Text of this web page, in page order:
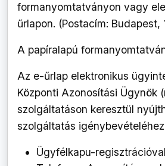
formanyomtatványon vagy
űrlapon. (Postacím: Budapest,
A papíralapú
Az e-űrlap elektronikus
Központi Azonosítási Ügynök
szolgáltatáson keresztül
szolgáltatás igénybevételéhez
Ügyfélkapu-